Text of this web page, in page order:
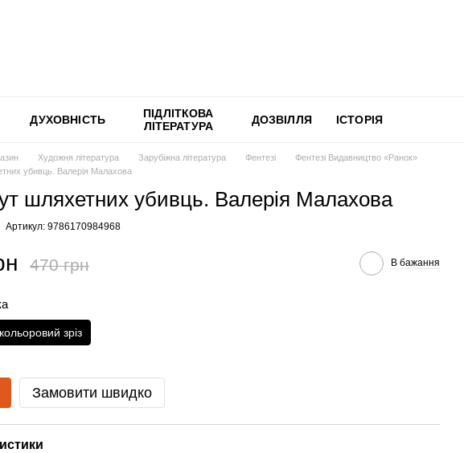
ДУХОВНІСТЬ
ПІДЛІТКОВА
ЛІТЕРАТУРА
ДОЗВІЛЛЯ ІСТОРІЯ
Художня література Зарубіжна література Фентезі
Фентезі Видавництво «Ранок»
убивць. Валерія Малахова
шляхетних убивць. Валерія Малахова
Артикул: 9786170984968
470 грн В бажання
зріз
Замовити швидко